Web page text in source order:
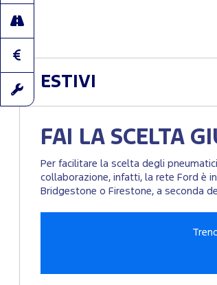
ESTIVI
FAI LA SCELTA
Per facilitare la scelta degli
collaborazione, infatti, la rete Ford è
Bridgestone o Firestone, a seconda